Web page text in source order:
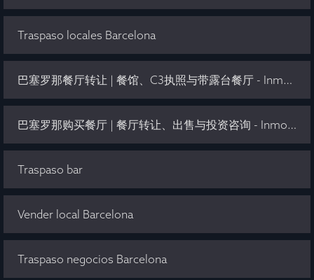
Traspaso locales Barcelona
巴塞罗那餐厅转让 | 餐馆、C3执照与带露台餐厅 - Inmo Olaya
巴塞罗那购买餐厅 | 餐厅转让、出售与投资咨询 - Inmo Olaya
Traspaso bar
Vender local Barcelona
Traspaso negocios Barcelona